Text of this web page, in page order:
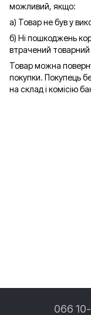
можливий, якщо:
а) Товар не був у
б) Ні пошкоджень
втрачений товарний
Товар можна
покупки. Покупець
на склад і комісію
066